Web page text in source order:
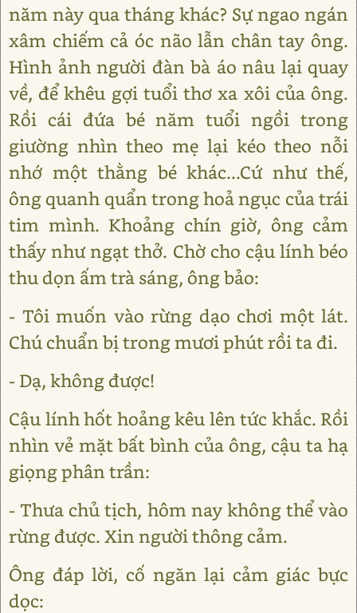
năm này qua tháng khác? Sự ngao ngán
xâm chiếm cả óc não lẫn chân tay ông.
Hình ảnh người đàn bà áo nâu lại quay
về, để khêu gợi tuổi thơ xa xôi của ông.
Rồi cái đứa bé năm tuổi ngồi trong
giường nhìn theo mẹ lại kéo theo nỗi
nhớ một thằng bé khác...Cứ như thế,
ông quanh quẩn trong hoả ngục của trái
tim mình. Khoảng chín giờ, ông cảm
thấy như ngạt thở. Chờ cho cậu lính béo
thu dọn ấm trà sáng, ông bảo:
- Tôi muốn vào rừng dạo chơi một lát.
Chú chuẩn bị trong mươi phút rồi ta đi.
- Dạ, không được!
Cậu lính hốt hoảng kêu lên tức khắc. Rồi
nhìn vẻ mặt bất bình của ông, cậu ta hạ
giọng phân trần:
- Thưa chủ tịch, hôm nay không thể vào
rừng được. Xin người thông cảm.
Ông đáp lời, cố ngăn lại cảm giác bực
dọc: